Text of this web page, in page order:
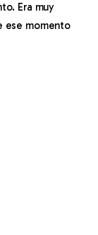
Era muy
ese momento